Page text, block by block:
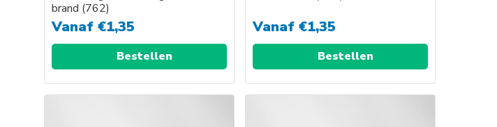
brand (762)
Vanaf€1,35
Bestellen
Vanaf€1,35
Bestellen